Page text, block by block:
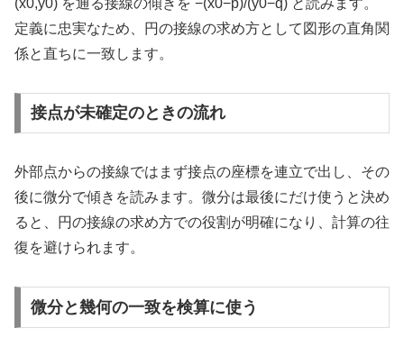
定義に忠実なため、円の接線の求め方として図形の直角関
係と直ちに一致します。
接点が未確定のときの流れ
外部点からの接線ではまず接点の座標を連立で出し、その
後に微分で傾きを読みます。微分は最後にだけ使うと決め
ると、円の接線の求め方での役割が明確になり、計算の往
復を避けられます。
微分と幾何の一致を検算に使う